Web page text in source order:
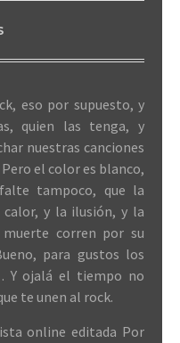
eso por supuesto, y
quien las tenga, y
nuestras canciones
el color es blanco,
tampoco, que la
y la ilusión, y la
corren por su
para gustos los
Y ojalá el tiempo no
te unen al rock.
online editada Por